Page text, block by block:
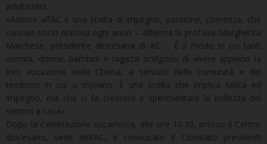
adultissimi.
«Aderire all’AC è una scelta di impegno, passione, coerenza, che
ciascun socio rinnova ogni anno – afferma la prof.ssa Margherita
Marchese, presidente diocesana di AC -. È il modo in cui tanti
uomini, donne, bambini e ragazzi scelgono di vivere appieno la
loro vocazione nella Chiesa, a servizio delle comunità e del
territorio in cui si trovano. È una scelta che implica fatica ed
impegno, ma che ci fa crescere e sperimentare la bellezza del
sentirsi a casa».
Dopo la Celebrazione eucaristica, alle ore 10.30, presso il Centro
diocesano, sede dell’AC, è convocato il Comitato presidenti